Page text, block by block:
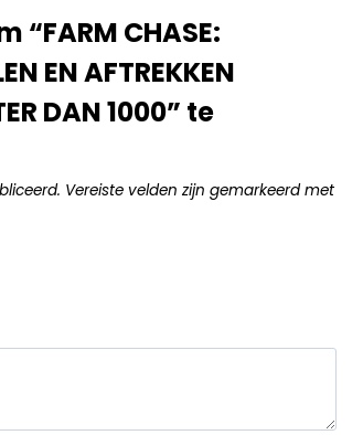
“FARM CHASE:
EN AFTREKKEN
DAN 1000” te
Vereiste velden zijn gemarkeerd met